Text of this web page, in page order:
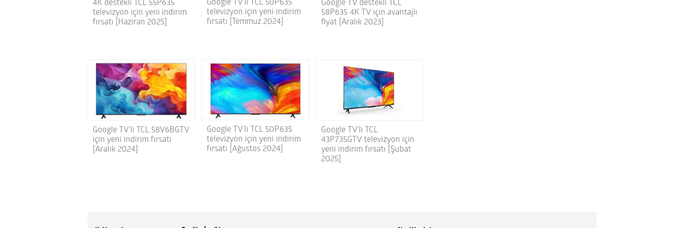
4K destekli TCL 55P635
televizyon için yeni indirim
fırsatı [Haziran 2025]
Google TV’li TCL 50P635
televizyon için yeni indirim
fırsatı [Temmuz 2024]
Google TV destekli TCL
58P635 4K TV için avantajlı
fiyat [Aralık 2023]
Google TV’li TCL 58V6BGTV
için yeni indirim fırsatı
[Aralık 2024]
Google TV’li TCL 50P635
televizyon için yeni indirim
fırsatı [Ağustos 2024]
Google TV’li TCL
43P735GTV televizyon için
yeni indirim fırsatı [Şubat
2025]